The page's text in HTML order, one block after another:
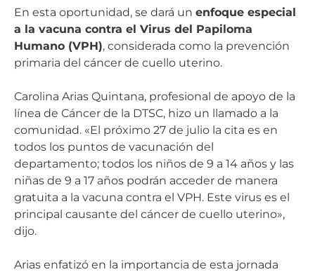
En esta oportunidad, se dará un enfoque especial
a la vacuna contra el Virus del Papiloma
Humano (VPH), considerada como la prevención
primaria del cáncer de cuello uterino.
Carolina Arias Quintana, profesional de apoyo de la
línea de Cáncer de la DTSC, hizo un llamado a la
comunidad. «El próximo 27 de julio la cita es en
todos los puntos de vacunación del
departamento; todos los niños de 9 a 14 años y las
niñas de 9 a 17 años podrán acceder de manera
gratuita a la vacuna contra el VPH. Este virus es el
principal causante del cáncer de cuello uterino»,
dijo.
Arias enfatizó en la importancia de esta jornada